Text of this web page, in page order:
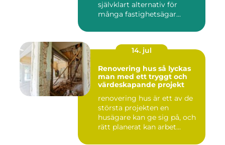
självklart alternativ för
många fastighetsägar...
14. jul
Renovering hus så lyckas
man med ett tryggt och
värdeskapande projekt
renovering hus är ett av de
största projekten en
husägare kan ge sig på, och
rätt planerat kan arbet...